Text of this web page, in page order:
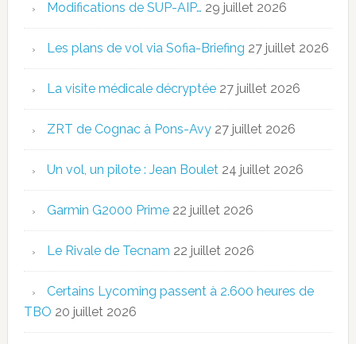
Modifications de SUP-AIP… 29 juillet 2026
Les plans de vol via Sofia-Briefing 27 juillet 2026
La visite médicale décryptée 27 juillet 2026
ZRT de Cognac à Pons-Avy 27 juillet 2026
Un vol, un pilote : Jean Boulet 24 juillet 2026
Garmin G2000 Prime 22 juillet 2026
Le Rivale de Tecnam 22 juillet 2026
Certains Lycoming passent à 2.600 heures de
TBO 20 juillet 2026